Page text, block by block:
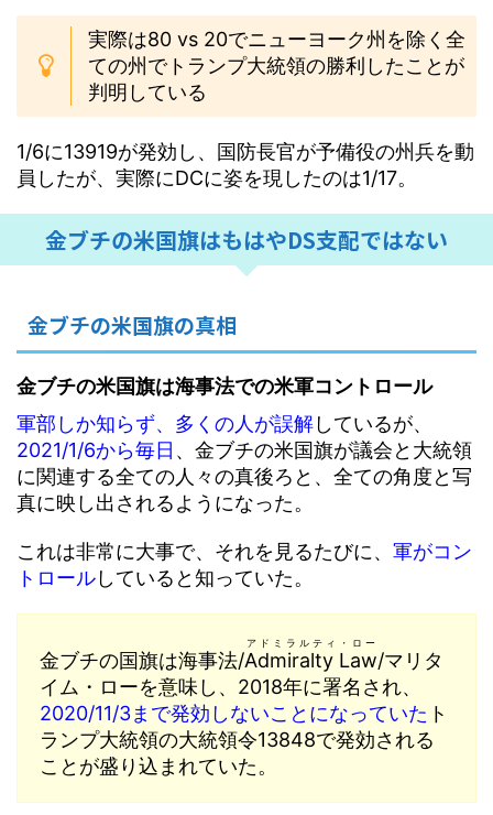
実際は80 vs 20でニューヨーク州を除く全
ての州でトランプ大統領の勝利したことが
判明している
1/6に13919が発効し、国防長官が予備役の州兵を動
員したが、実際にDCに姿を現したのは1/17。
金ブチの米国旗はもはやDS支配ではない
金ブチの米国旗の真相
金ブチの米国旗は海事法での米軍コントロール
軍部しか知らず、多くの人が誤解しているが、
2021/1/6から毎日 、金ブチの米国旗が議会と大統領
に関連する全ての人々の真後ろと、全ての角度と写
真に映し出されるようになった。
これは非常に大事で、それを見るたびに、 軍がコン
トロールしていると知っていた。
金ブチの国旗は海事法/Admiralty Law
アドミラルティ・ロー
/マリタ
イム・ローを意味し、2018年に署名され、
2020/11/3まで発効しないことになっていた ト
ランプ大統領の大統領令13848で発効される
ことが盛り込まれていた。